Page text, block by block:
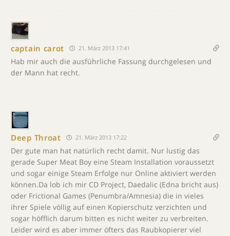
captain carot 21. März 2013 17:41
Hab mir auch die ausführliche Fassung durchgelesen und
der Mann hat recht.
Deep Throat 21. März 2013 17:22
Der gute man hat natürlich recht damit. Nur lustig das
gerade Super Meat Boy eine Steam Installation voraussetzt
und sogar einige Steam Erfolge nur Online aktiviert werden
können.Da lob ich mir CD Project, Daedalic (Edna bricht aus)
oder Frictional Games (Penumbra/Amnesia) die in vieles
ihrer Spiele völlig auf einen Kopierschutz verzichten und
sogar höfflich darum bitten es nicht weiter zu verbreiten.
Leider wird es aber immer öfters das Raubkopierer viel